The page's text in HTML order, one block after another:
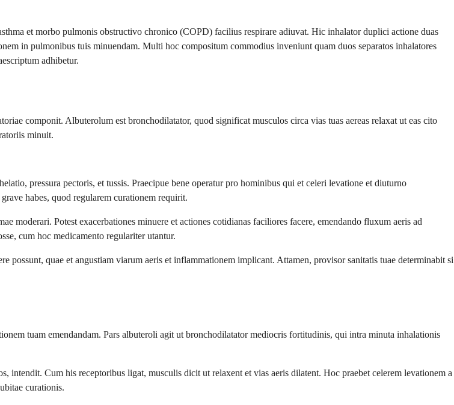
et morbo pulmonis obstructivo chronico (COPD) facilius respirare adiuvat. Hic inhalator duplici actione duas
in pulmonibus tuis minuendam. Multi hoc compositum commodius inveniunt quam duos separatos inhalatores
adhibetur.
componit. Albuterolum est bronchodilatator, quod significat musculos circa vias tuas aereas relaxat ut eas cito
minuit.
pressura pectoris, et tussis. Praecipue bene operatur pro hominibus qui et celeri levatione et diuturno
habes, quod regularem curationem requirit.
moderari. Potest exacerbationes minuere et actiones cotidianas faciliores facere, emendando fluxum aeris ad
cum hoc medicamento regulariter utantur.
quae et angustiam viarum aeris et inflammationem implicant. Attamen, provisor sanitatis tuae determinabit si
tuam emendandam. Pars albuteroli agit ut bronchodilatator mediocris fortitudinis, qui intra minuta inhalationis
intendit. Cum his receptoribus ligat, musculis dicit ut relaxent et vias aeris dilatent. Hoc praebet celerem levationem a
curationis.